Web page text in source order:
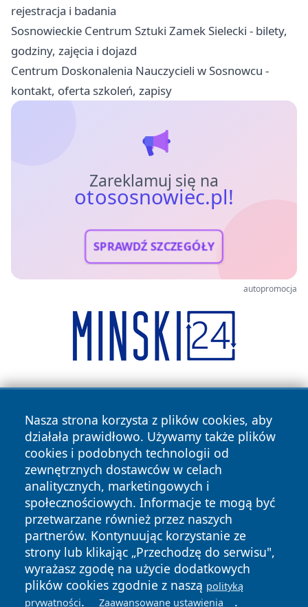
rejestracja i badania
Sosnowieckie Centrum Sztuki Zamek Sielecki - bilety,
godziny, zajęcia i dojazd
Centrum Doskonalenia Nauczycieli w Sosnowcu -
kontakt, oferta szkoleń, zapisy
Zareklamuj się na
otososnowiec.pl!
SPRAWDŹ SZCZEGÓŁY
autopromocja
Nasza strona korzysta z plików cookies, aby
działała prawidłowo. Używamy także plików
cookies i podobnych technologii od
zewnętrznych dostawców w celach
analitycznych, marketingowych i
społecznościowych. Informacje te mogą być
przetwarzane również przez naszych
partnerów. Kontynuując korzystanie ze
strony lub klikając „Przechodzę do serwisu",
wyrażasz zgodę na użycie dodatkowych
plików cookies zgodnie z naszą polityką
prywatności. Zaawansowane ustawienia .
Copyright © 2026 otososnowiec.pl Wszystkie prawa
zastrzeżone.
News Autorzy
Polityka
Prywatności
Polityka
Cookies